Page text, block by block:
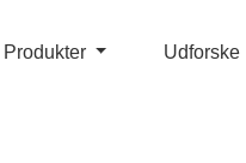
Produkter Udforske